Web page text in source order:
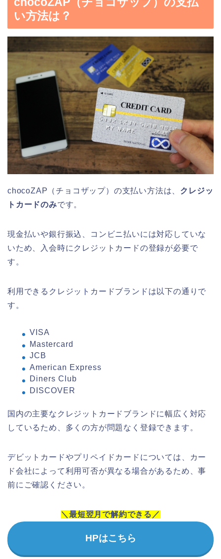
い方法は？
chocoZAP（チョコザップ）の支払い方法は、 クレジッ
トカードのみです。
現金払いや銀行振込、コンビニ払いには対応していな
いため、入会時にクレジットカードの登録が必要で
す。
利用できるクレジットカードブランドは以下の通りで
す。
VISA
Mastercard
JCB
American Express
Diners Club
DISCOVER
国内の主要なクレジットカードブランドに幅広く対応
しているため、多くの方が問題なく登録できます。
デビットカードやプリペイドカードについては、カー
ド会社によって利用可否が異なる場合があるため、事
前にご確認ください。
＼最短翌月で解約できる／
HPはこちら